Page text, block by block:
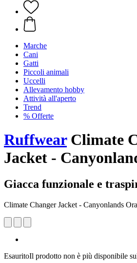
Marche
Cani
Gatti
Piccoli animali
Uccelli
Allevamento hobby
Attività all'aperto
Trend
% Offerte
RuffwearClimate
Jacket -
Giacca funzionale e
Climate Changer Jacket - Canyonlands
EsauritoIl prodotto non è più disponibile